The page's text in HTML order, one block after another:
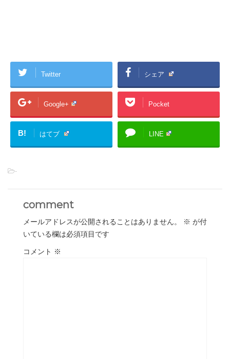
Twitter シェア
Google+ Pocket
B! はてブ LINE
-
comment
メールアドレスが公開されることはありません。 ※ が付
いている欄は必須項目です
コメント ※